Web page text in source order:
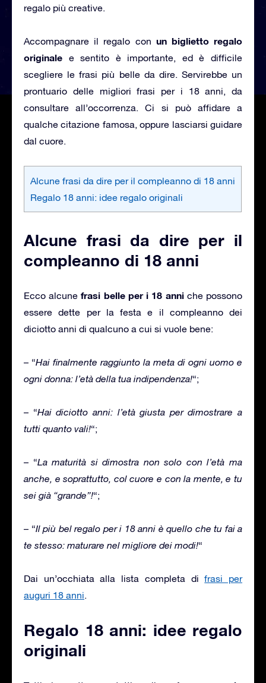
regalo più creative.
Accompagnare il regalo con un biglietto regalo
originale e sentito è importante, ed è difficile
scegliere le frasi più belle da dire. Servirebbe un
prontuario delle migliori frasi per i 18 anni, da
consultare all’occorrenza. Ci si può affidare a
qualche citazione famosa, oppure lasciarsi guidare
dal cuore.
Alcune frasi da dire per il compleanno di 18 anni
Regalo 18 anni: idee regalo originali
Alcune frasi da dire per il
compleanno di 18 anni
Ecco alcunefrasi belle per i 18 anniche possono
essere dette per la festa e il compleanno dei
diciotto anni di qualcuno a cui si vuole bene:
– “Hai finalmente raggiunto la meta di ogni uomo e
ogni donna: l’età della tua indipendenza!“;
– “Hai diciotto anni: l’età giusta per dimostrare a
tutti quanto vali!“;
– “La maturità si dimostra non solo con l’età ma
anche, e soprattutto, col cuore e con la mente, e tu
sei già “grande”!“;
– “Il più bel regalo per i 18 anni è quello che tu fai a
te stesso: maturare nel migliore dei modi!“
Dai un’occhiata alla lista completa difrasi per
auguri 18 anni.
Regalo 18 anni: idee regalo
originali